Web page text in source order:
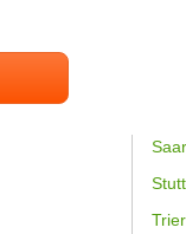
Trier